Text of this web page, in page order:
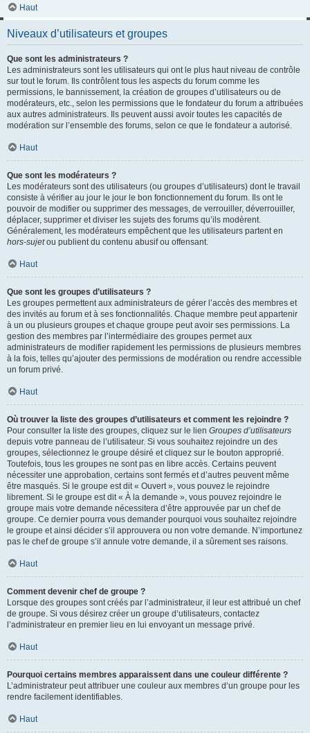
Haut
Niveaux d’utilisateurs et groupes
Que sont les administrateurs ?
Les administrateurs sont les utilisateurs qui ont le plus haut niveau de contrôle
sur tout le forum. Ils contrôlent tous les aspects du forum comme les
permissions, le bannissement, la création de groupes d’utilisateurs ou de
modérateurs, etc., selon les permissions que le fondateur du forum a attribuées
aux autres administrateurs. Ils peuvent aussi avoir toutes les capacités de
modération sur l’ensemble des forums, selon ce que le fondateur a autorisé.
Haut
Que sont les modérateurs ?
Les modérateurs sont des utilisateurs (ou groupes d’utilisateurs) dont le travail
consiste à vérifier au jour le jour le bon fonctionnement du forum. Ils ont le
pouvoir de modifier ou supprimer des messages, de verrouiller, déverrouiller,
déplacer, supprimer et diviser les sujets des forums qu’ils modèrent.
Généralement, les modérateurs empêchent que les utilisateurs partent en
hors-sujetou publient du contenu abusif ou offensant.
Haut
Que sont les groupes d’utilisateurs ?
Les groupes permettent aux administrateurs de gérer l’accès des membres et
des invités au forum et à ses fonctionnalités. Chaque membre peut appartenir
à un ou plusieurs groupes et chaque groupe peut avoir ses permissions. La
gestion des membres par l’intermédiaire des groupes permet aux
administrateurs de modifier rapidement les permissions de plusieurs membres
à la fois, telles qu’ajouter des permissions de modération ou rendre accessible
un forum privé.
Haut
Où trouver la liste des groupes d’utilisateurs et comment les rejoindre ?
Pour consulter la liste des groupes, cliquez sur le lien Groupes d’utilisateurs
depuis votre panneau de l’utilisateur. Si vous souhaitez rejoindre un des
groupes, sélectionnez le groupe désiré et cliquez sur le bouton approprié.
Toutefois, tous les groupes ne sont pas en libre accès. Certains peuvent
nécessiter une approbation, certains sont fermés et d’autres peuvent même
être masqués. Si le groupe est dit « Ouvert », vous pouvez le rejoindre
librement. Si le groupe est dit « À la demande », vous pouvez rejoindre le
groupe mais votre demande nécessitera d’être approuvée par un chef de
groupe. Ce dernier pourra vous demander pourquoi vous souhaitez rejoindre
le groupe et ainsi décider s’il approuvera ou non votre demande. N’importunez
pas le chef de groupe s’il annule votre demande, il a sûrement ses raisons.
Haut
Comment devenir chef de groupe ?
Lorsque des groupes sont créés par l’administrateur, il leur est attribué un chef
de groupe. Si vous désirez créer un groupe d’utilisateurs, contactez
l’administrateur en premier lieu en lui envoyant un message privé.
Haut
Pourquoi certains membres apparaissent dans une couleur différente ?
L’administrateur peut attribuer une couleur aux membres d’un groupe pour les
rendre facilement identifiables.
Haut